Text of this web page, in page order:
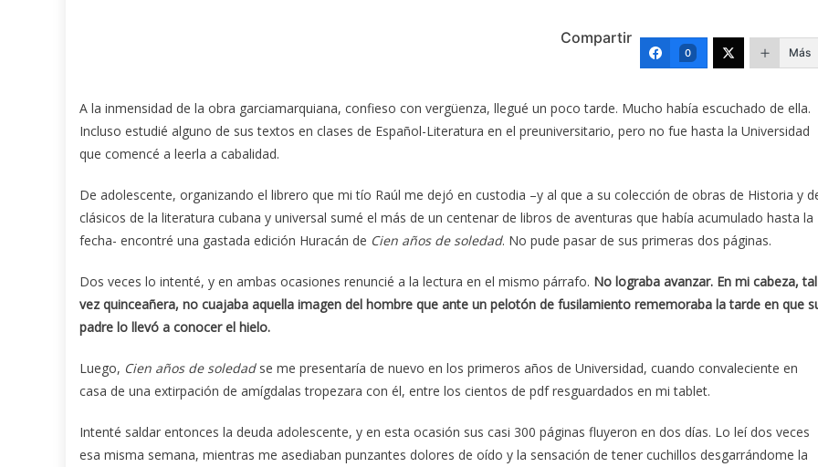
Compartir
0 Más
A la inmensidad de la obra garciamarquiana, confieso con vergüenza, llegué un poco tarde. Mucho había escuchado de ella.
Incluso estudié alguno de sus textos en clases de Español-Literatura en el preuniversitario, pero no fue hasta la Universidad
que comencé a leerla a cabalidad.
De adolescente, organizando el librero que mi tío Raúl me dejó en custodia –y al que a su colección de obras de Historia y
clásicos de la literatura cubana y universal sumé el más de un centenar de libros de aventuras que había acumulado hasta la
fecha- encontré una gastada edición Huracán de Cien años de soledad. No pude pasar de sus primeras dos páginas.
Dos veces lo intenté, y en ambas ocasiones renuncié a la lectura en el mismo párrafo. No lograba avanzar. En mi cabeza, tal
vez quinceañera, no cuajaba aquella imagen del hombre que ante un pelotón de fusilamiento rememoraba la tarde en que
padre lo llevó a conocer el hielo.
Luego, Cien años de soledadse me presentaría de nuevo en los primeros años de Universidad, cuando convaleciente en
casa de una extirpación de amígdalas tropezara con él, entre los cientos de pdf resguardados en mi tablet.
Intenté saldar entonces la deuda adolescente, y en esta ocasión sus casi 300 páginas fluyeron en dos días. Lo leí dos veces
esa misma semana, mientras me asediaban punzantes dolores de oído y la sensación de tener cuchillos desgarrándome la